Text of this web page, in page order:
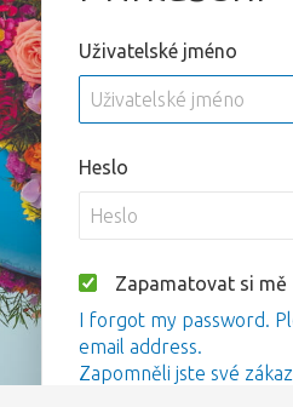
Uživatelské jméno
Heslo
Zapamatovat si mě
I forgot my password.
email address.
Zapomněli jste své